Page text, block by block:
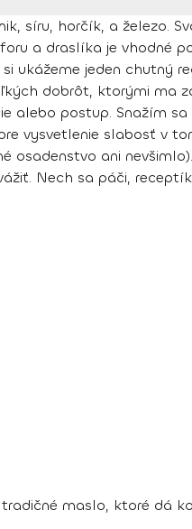
síru, horčík, a železo.
a draslíka je vhodné
ukážeme jeden chutný
dobrôt, ktorými ma
alebo postup. Snažím
vysvetlenie slabosť v
osadenstvo ani
Nech sa páči,
maslo, ktoré dá